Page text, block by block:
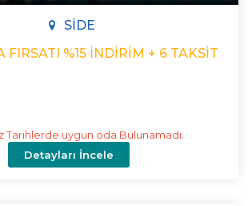
SIDE
FIRSATI %15 İNDIRIM + 6 TAKSIT
Tarihlerde uygun oda Bulunamadı.
Detayları İncele